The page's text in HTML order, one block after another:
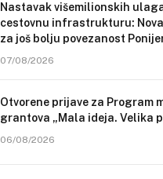
Nastavak višemilionskih
cestovnu infrastrukturu:
za još bolju povezanost
07/08/2026
Otvorene prijave za Program
grantova „Mala ideja. Velika
06/08/2026